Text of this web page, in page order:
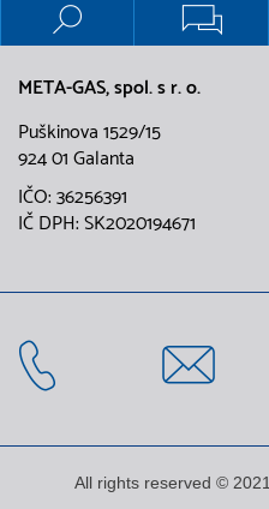
META-GAS, spol. s r. o.
Puškinova 1529/15
924 01 Galanta
IČO: 36256391
IČ DPH: SK2020194671
All rights reserved © 2021